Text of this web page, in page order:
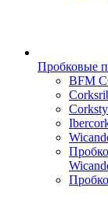
Пробковые
BFM